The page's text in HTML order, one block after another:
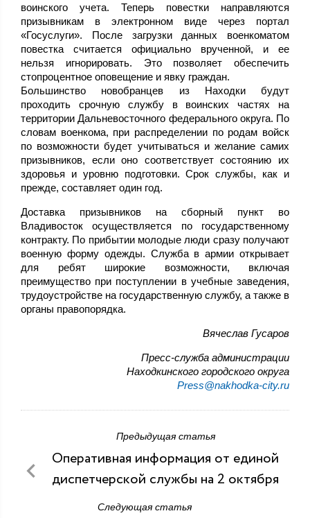
воинского учета. Теперь повестки направляются
призывникам в электронном виде через портал
«Госуслуги». После загрузки данных военкоматом
повестка считается официально врученной, и ее
нельзя игнорировать. Это позволяет обеспечить
стопроцентное оповещение и явку граждан.
Большинство новобранцев из Находки будут
проходить срочную службу в воинских частях на
территории Дальневосточного федерального округа. По
словам военкома, при распределении по родам войск
по возможности будет учитываться и желание самих
призывников, если оно соответствует состоянию их
здоровья и уровню подготовки. Срок службы, как и
прежде, составляет один год.
Доставка призывников на сборный пункт во
Владивосток осуществляется по государственному
контракту. По прибытии молодые люди сразу получают
военную форму одежды. Служба в армии открывает
для ребят широкие возможности, включая
преимущество при поступлении в учебные заведения,
трудоустройстве на государственную службу, а также в
органы правопорядка.
Вячеслав Гусаров
Пресс-служба администрации
Находкинского городского округа
Press@nakhodka-city.ru
Предыдущая статья
Оперативная информация от единой
диспетчерской службы на 2 октября
Следующая статья